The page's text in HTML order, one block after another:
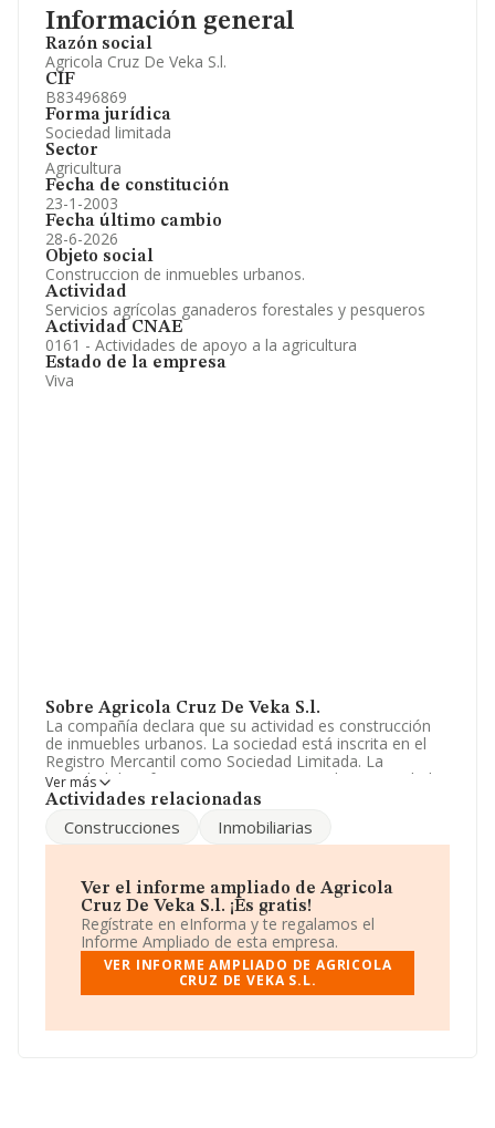
Información general
Razón social
Agricola Cruz De Veka S.l.
CIF
B83496869
Forma jurídica
Sociedad limitada
Sector
Agricultura
Fecha de constitución
23-1-2003
Fecha último cambio
28-6-2026
Objeto social
Construccion de inmuebles urbanos.
Actividad
Servicios agrícolas ganaderos forestales y pesqueros
Actividad CNAE
0161 - Actividades de apoyo a la agricultura
Estado de la empresa
Viva
Sobre Agricola Cruz De Veka S.l.
La compañía declara que su actividad es construcción
de inmuebles urbanos. La sociedad está inscrita en el
Registro Mercantil como Sociedad Limitada. La
actividad de referencia CNAE corresponde a 'Actividades
de apoyo a la agricultura', cuyo Código es 0161. La
Ha tenido el mismo número de empleados y teniendo
dispuesto de un número de empleados por debajo de la
media de sector.
La sociedadAgrícola Cruz de Veka S.L
B83496869, está situada en Calle De La Republica
Dominicana núm. 2, (28598), en el municipio de
Villamanrique De Tajo, Madrid.
Con los datos a disposición de INFORMA sobre 13.900
Ver más
Actividades relacionadas
Construcciones Inmobiliarias
Ver el informe ampliado de Agricola
Cruz De Veka S.l. ¡Es gratis!
Regístrate en eInforma y te regalamos el
Informe Ampliado de esta empresa.
VER INFORME AMPLIADO DE AGRICOLA
CRUZ DE VEKA S.L.
Información oficial y registral complementaria.